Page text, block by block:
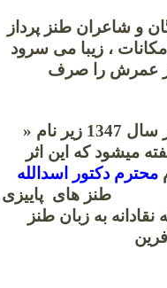
و شاعران طنز پرداز
، زیبا می سرود
عمرش را صرف
نمود.
نخستین مجموعه از نوشته های طنزی پاییزی در سال 1347 زیر نام «
میشود که این اثر
محترم دکتور اسدالله
. طنز های پاییزی
به زبان طنز